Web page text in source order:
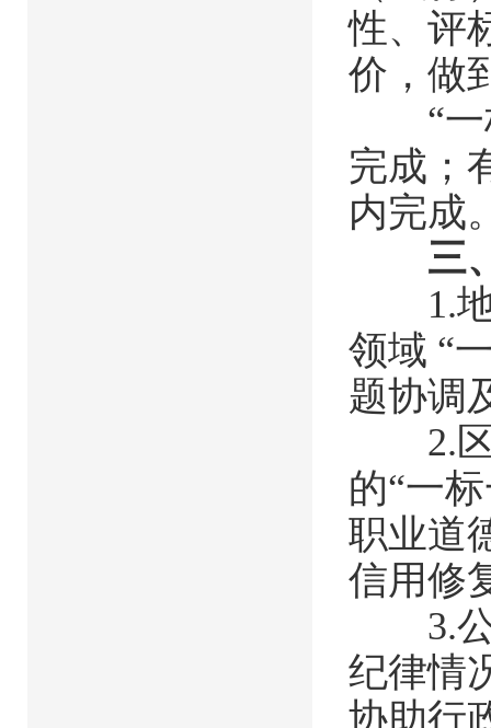
性、评
价，做
“一标
完成；
内完成
三
1.地
领域 “
题协调
2.区
的“一
职业道
信用修
3.公
纪律情
协助行